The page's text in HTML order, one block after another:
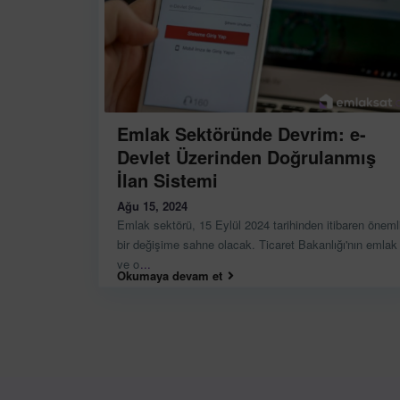
Emlak Sektöründe Devrim: e-
Devlet Üzerinden Doğrulanmış
İlan Sistemi
Ağu 15, 2024
Emlak sektörü, 15 Eylül 2024 tarihinden itibaren
bir değişime sahne olacak. Ticaret Bakanlığı'nın emlak
ve o
Okumaya devam et